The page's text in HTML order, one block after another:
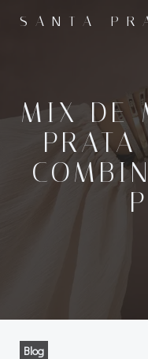
SANTA
MIX DE
Blog